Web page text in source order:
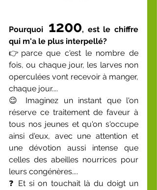
Pourquoi 1200, est le chiffre
qui m'a le plus interpellé?
👉parce que c'est le nombre de
fois, ou chaque jour, les larves non
operculées vont recevoir à manger,
chaque jour....
😉 Imaginez un instant que l'on
réserve ce traitement de faveur à
tous nos jeunes et qu'on s'occupe
ainsi d'eux, avec une attention et
une dévotion aussi intense que
celles des abeilles nourrices pour
leurs congénères....
❓ Et si on touchait là du doigt un